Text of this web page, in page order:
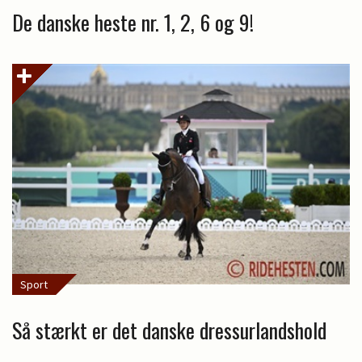
De danske heste nr. 1, 2, 6 og 9!
Sport
Så stærkt er det danske dressurlandshold